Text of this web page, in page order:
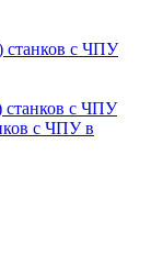
станков с ЧПУ
станков с ЧПУ
с ЧПУ в